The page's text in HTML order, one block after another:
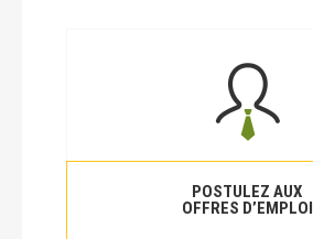
POSTULEZ AUX
OFFRES D’EMPLOI